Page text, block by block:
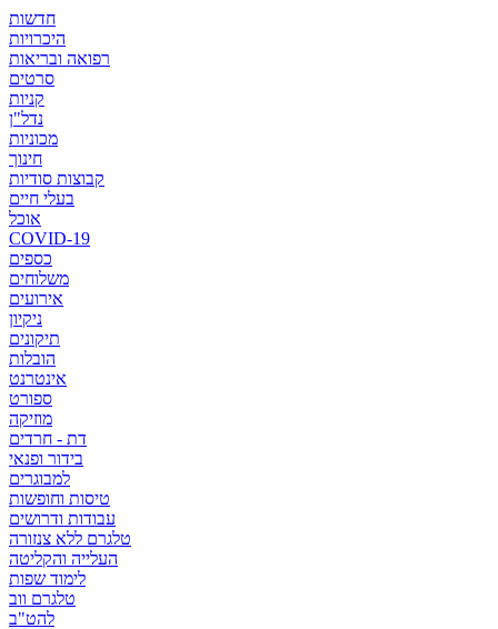
חדשות
היכרויות
רפואה ובריאות
סרטים
קניות
נדל"ן
מכוניות
חינוך
קבוצות סודיות
בעלי חיים
אוכל
COVID-19
כספים
משלוחים
אירועים
ניקיון
תיקונים
הובלות
אינטרנט
ספורט
מוזיקה
דת - חרדים
בידור ופנאי
למבוגרים
טיסות וחופשות
עבודות ודרושים
טלגרם ללא צנזורה
העלייה והקליטה
לימוד שפות
טלגרם ווב
להט"ב